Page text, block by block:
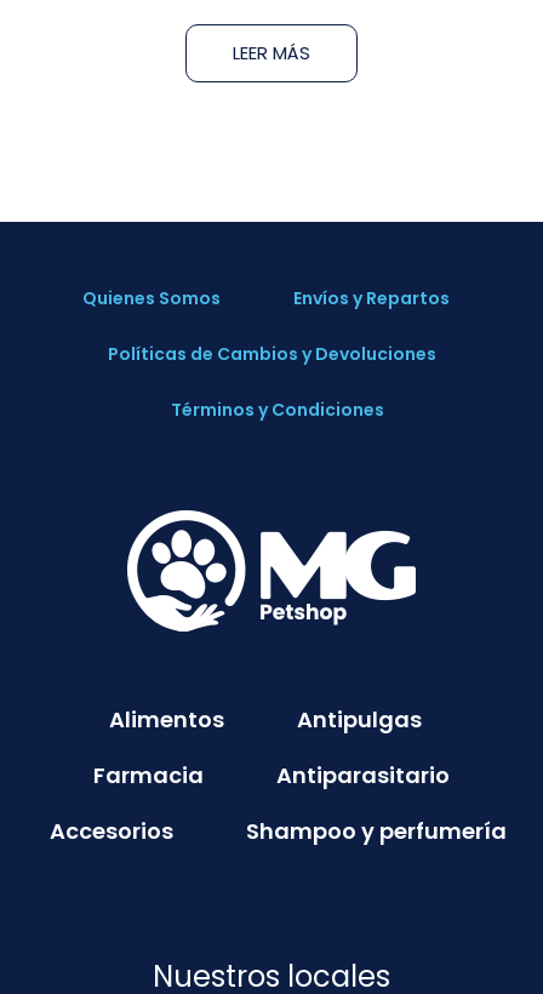
LEER MÁS
Quienes Somos Envíos y Repartos
Políticas de Cambios y Devoluciones
Términos y Condiciones
Alimentos
Antipulgas
Farmacia
Antiparasitario
Accesorios
Shampoo y perfumería
Nuestros locales